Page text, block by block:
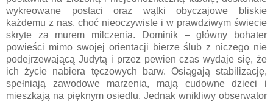
wykreowane postaci oraz wątki obyczajowe bliskie
każdemu z nas, choć nieoczywiste i w prawdziwym świecie
skryte za murem milczenia. Dominik – główny bohater
powieści mimo swojej orientacji bierze ślub z niczego nie
podejrzewającą Judytą i przez pewien czas wydaje się, że
ich życie nabiera tęczowych barw. Osiągają stabilizację,
spełniają zawodowe marzenia, mają cudowne dzieci i
mieszkają na pięknym osiedlu. Jednak wnikliwy obserwator